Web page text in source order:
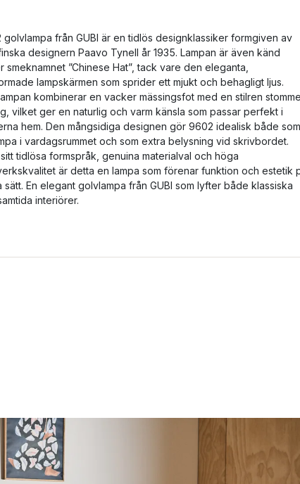
golvlampa från GUBI är en tidlös designklassiker formgiven av
designern Paavo Tynell år 1935. Lampan är även känd
smeknamnet ”Chinese Hat”, tack vare den eleganta,
lampskärmen som sprider ett mjukt och behagligt ljus.
kombinerar en vacker mässingsfot med en stilren
vilket ger en naturlig och varm känsla som passar perfekt i
hem. Den mångsidiga designen gör 9602 idealisk både som
i vardagsrummet och som extra belysning vid skrivbordet.
tidlösa formspråk, genuina materialval och höga
är detta en lampa som förenar funktion och estetik
sätt. En elegant golvlampa från GUBI som lyfter både klassiska
interiörer.